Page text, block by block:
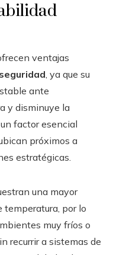
ventajas
seguridad, ya que su
ante
y disminuye la
factor esencial
próximos a
estratégicas.
una mayor
temperatura, por lo
muy fríos o
recurrir a sistemas de